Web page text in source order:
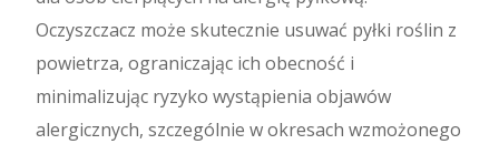
Oczyszczacz może skutecznie usuwać pyłki roślin z
powietrza, ograniczając ich obecność i
minimalizując ryzyko wystąpienia objawów
alergicznych, szczególnie w okresach wzmożonego